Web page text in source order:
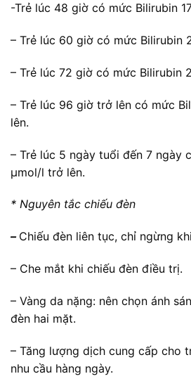
-Trẻ lúc 48 giờ có mức Bilirubin
– Trẻ lúc 60 giờ có mức Bilirubin
– Trẻ lúc 72 giờ có mức Bilirubin
– Trẻ lúc 96 giờ trở lên có mức
lên.
– Trẻ lúc 5 ngày tuổi đến 7 ngày
µmol/l trở lên.
* Nguyên tắc chiếu đèn
– Chiếu đèn liên tục, chỉ ngừng
– Che mắt khi chiếu đèn điều trị.
– Vàng da nặng: nên chọn ánh
đèn hai mặt.
– Tăng lượng dịch cung cấp cho
nhu cầu hàng ngày.